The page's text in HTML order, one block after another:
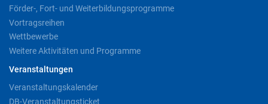
Förder-, Fort- und Weiterbildungsprogramme
Vortragsreihen
Wettbewerbe
Weitere Aktivitäten und Programme
Veranstaltungen
Veranstaltungskalender
DB-Veranstaltungsticket